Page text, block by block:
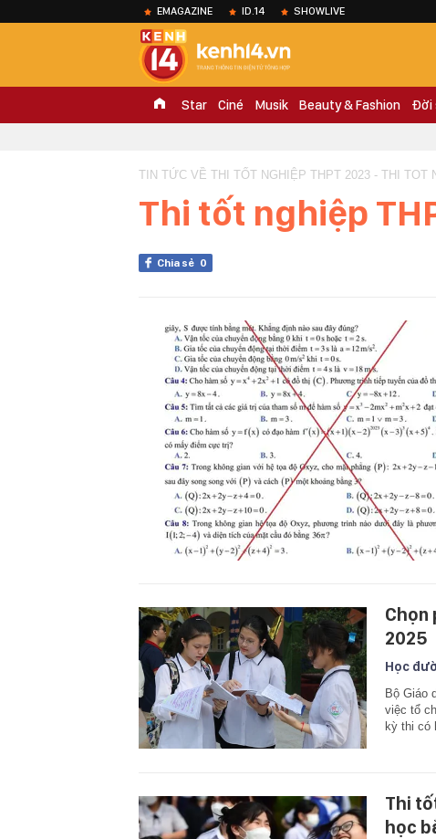
EMAGAZINE ID.14 SHOWLIVE
Star Ciné Musik Beauty & Fashion Đời
TIN TỨC VỀ THI TỐT NGHIỆP THPT 2023 - THI TOT
Thi tốt nghiệp
Chia sẻ 0
Chọn
2025
Học
Bộ Giáo
việc tổ
kỳ thi có
Thi
học